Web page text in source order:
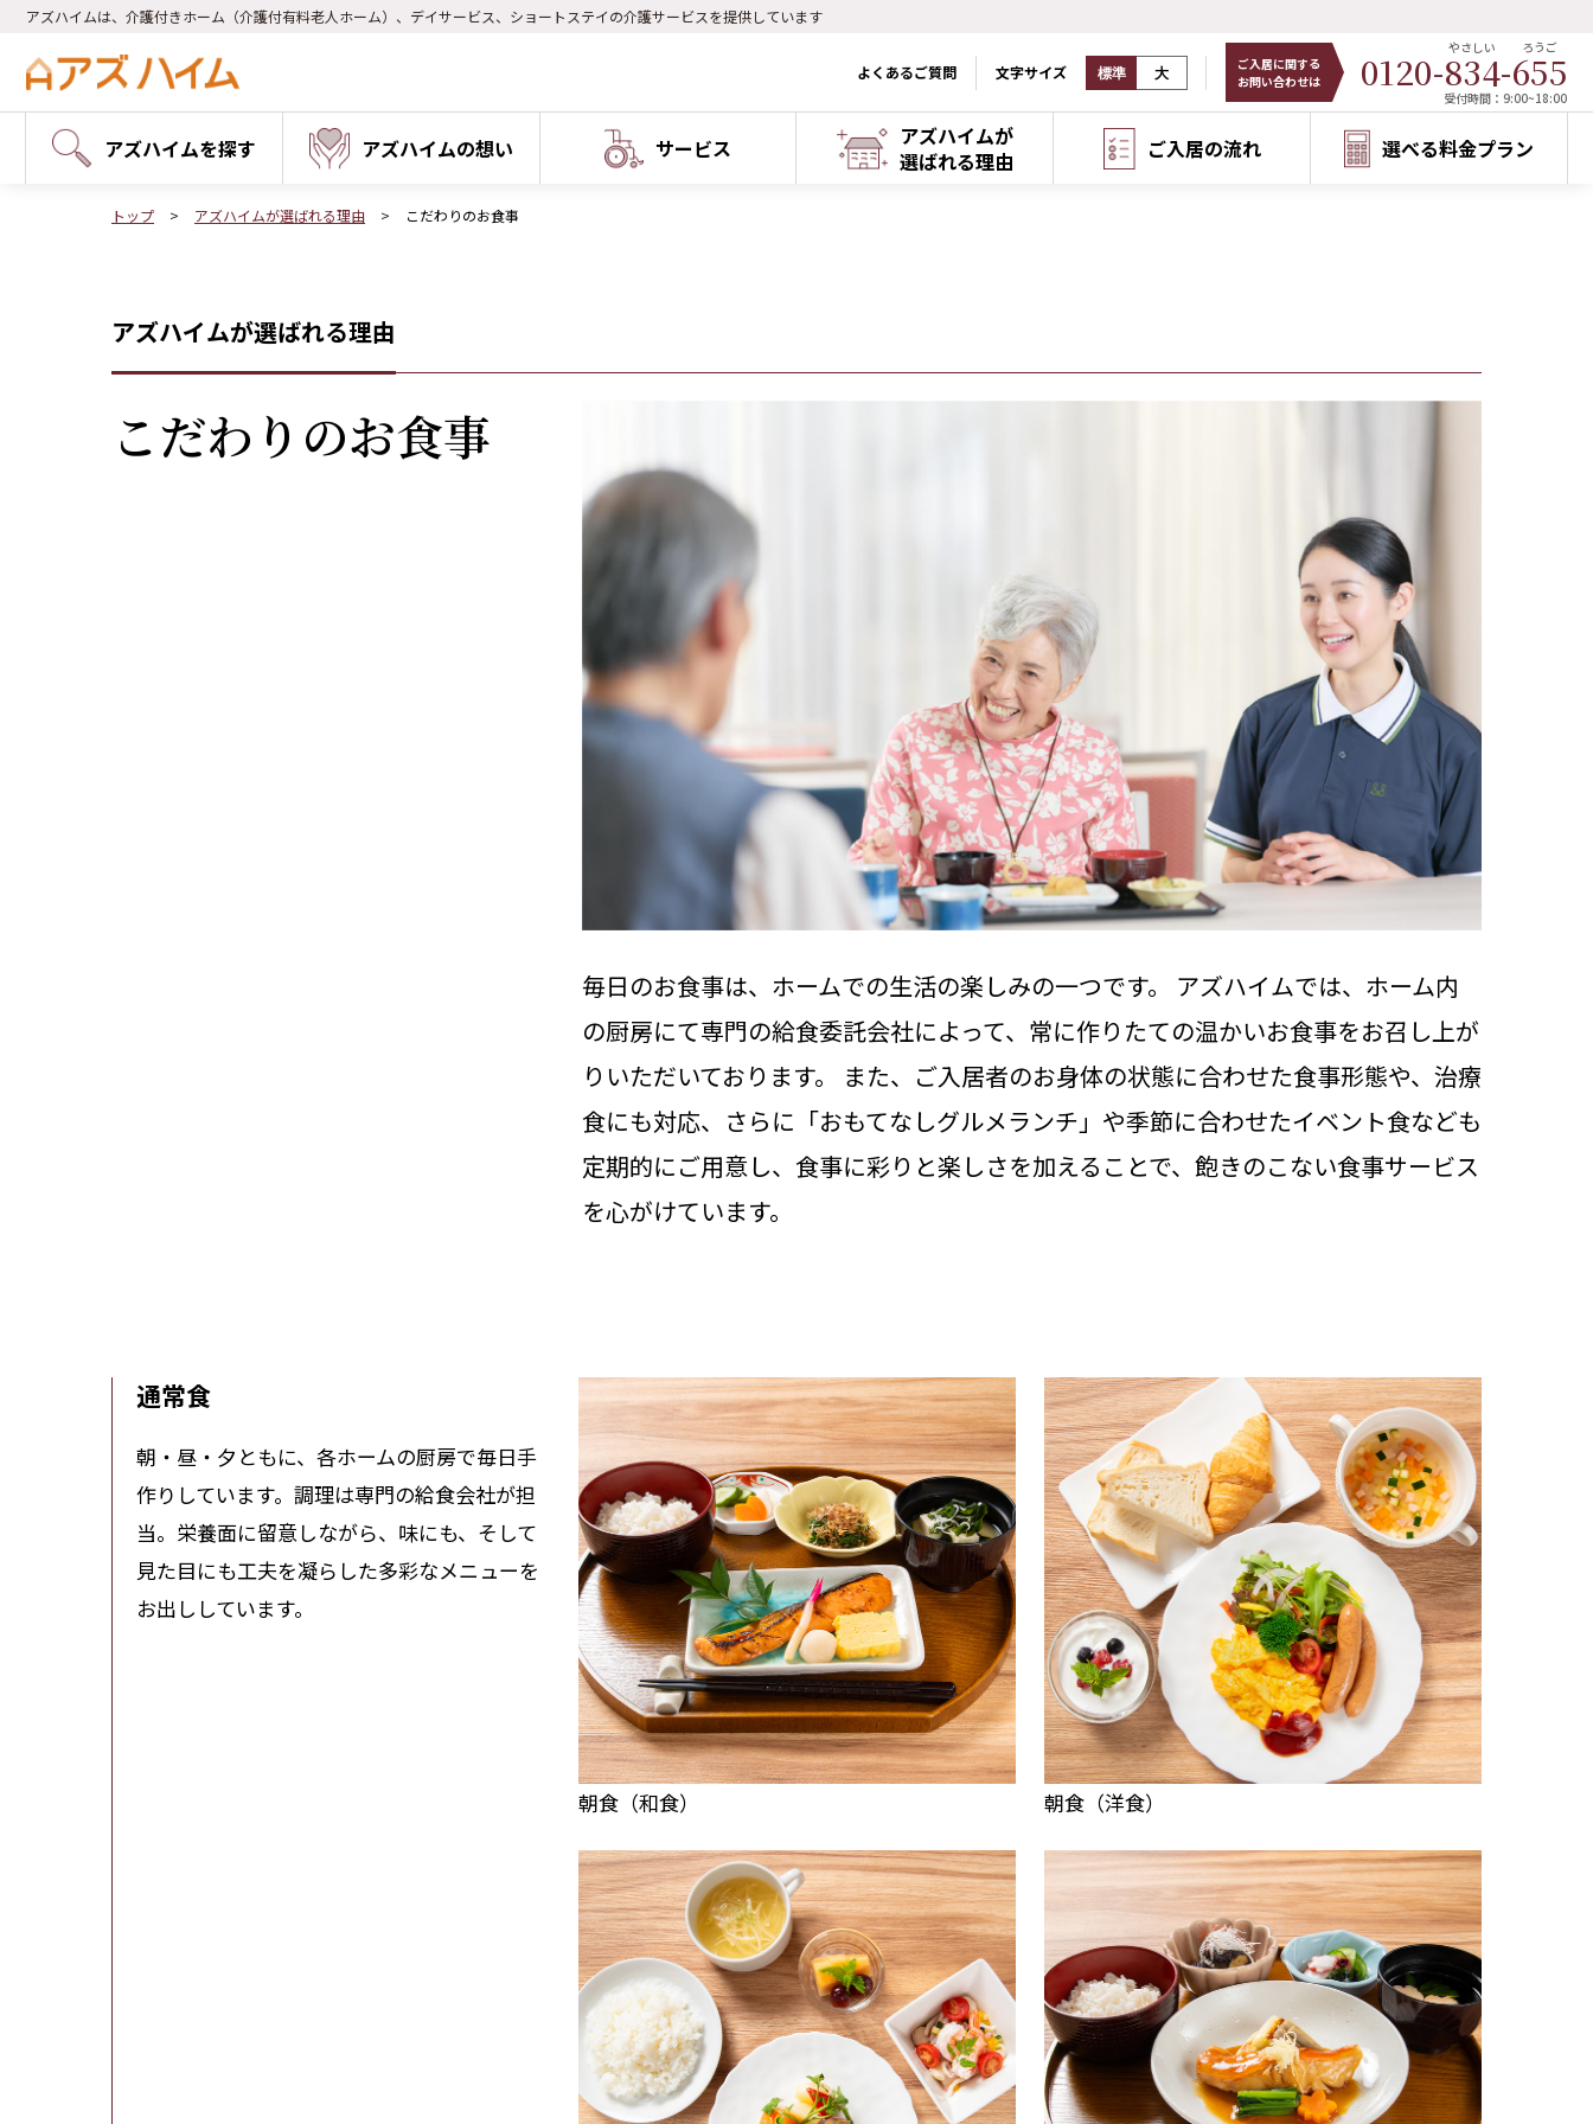
アズハイムは、介護付きホーム（介護付有料老人ホーム）、デイサービス、ショートステイの介護サービスを提供しています
よくあるご質問 文字サイズ 標準 大
ご入居に関する
お問い合わせは
0120-834
やさしい
-655
ろうご
受付時間：9:00~18:00
アズハイムを探す アズハイムの想い サービス
アズハイムが
選ばれる理由
ご入居の流れ 選べる料金プラン
トップ アズハイムが選ばれる理由 こだわりのお食事
アズハイムが選ばれる理由
こだわりのお食事
毎日のお食事は、ホームでの生活の楽しみの一つです。 アズハイムでは、ホーム内
の厨房にて専門の給食委託会社によって、常に作りたての温かいお食事をお召し上が
りいただいております。 また、ご入居者のお身体の状態に合わせた食事形態や、治療
食にも対応、さらに「おもてなしグルメランチ」や季節に合わせたイベント食なども
定期的にご用意し、食事に彩りと楽しさを加えることで、飽きのこない食事サービス
を心がけています。
通常食
朝・昼・夕ともに、各ホームの厨房で毎日手
作りしています。調理は専門の給食会社が担
当。栄養面に留意しながら、味にも、そして
見た目にも工夫を凝らした多彩なメニューを
お出ししています。
朝食（和食） 朝食（洋食）